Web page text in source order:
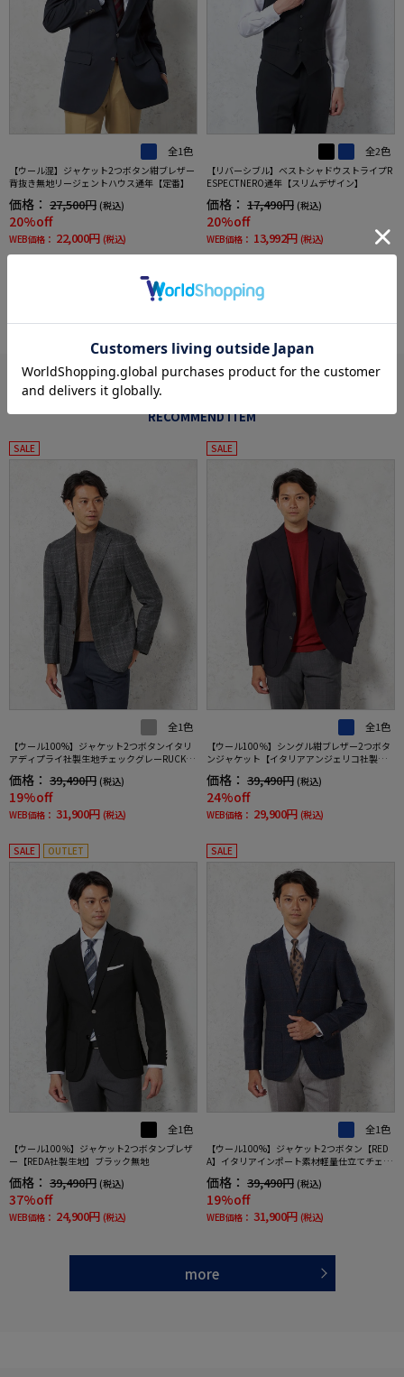
全1色
【ウール混】ジャケット2つボタン紺ブレザー
背抜き無地リージェントハウス通年【定番】
価格： 27,500円 (税込)
20%off
WEB価格： 22,000円 (税込)
全2色
【リバーシブル】ベストシャドウストライプR
ESPECTNERO通年【スリムデザイン】
価格： 17,490円 (税込)
20%off
WEB価格： 13,992円 (税込)
more
あなたへのおすすめ
RECOMMEND ITEM
SALE
全1色
【ウール100%】ジャケット2つボタンイタリ
アディプライ社製生地チェックグレーRUCKEN
BACCHAR秋冬
価格： 39,490円 (税込)
19%off
WEB価格： 31,900円 (税込)
SALE
全1色
【ウール100％】シングル紺ブレザー2つボタ
ンジャケット【イタリアアンジェリコ社製生
地】ネイビー無地リッケンバッカー通年
価格： 39,490円 (税込)
24%off
WEB価格： 29,900円 (税込)
SALE OUTLET
全1色
【ウール100％】ジャケット2つボタンブレザ
ー【REDA社製生地】ブラック無地
価格： 39,490円 (税込)
37%off
WEB価格： 24,900円 (税込)
SALE
全1色
【ウール100%】ジャケット2つボタン【RED
A】イタリアインポート素材軽量仕立てチェッ
クネイビーRUCKENBACCHAR秋冬
価格： 39,490円 (税込)
19%off
WEB価格： 31,900円 (税込)
more